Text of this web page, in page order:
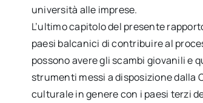
università alle imprese.
L’ultimo capitolo del presente
paesi balcanici di contribuire al
possono avere gli scambi giovanili e
strumenti messi a disposizione dalla
culturale in genere con i paesi terzi